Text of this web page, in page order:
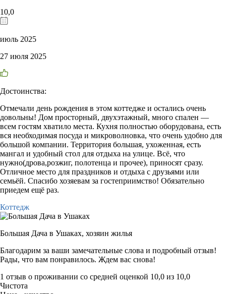
10,0
июль 2025
27 июля 2025
Достоинства:
Отмечали день рождения в этом коттедже и остались очень
довольны! Дом просторный, двухэтажный, много спален —
всем гостям хватило места. Кухня полностью оборудована, есть
вся необходимая посуда и микроволновка, что очень удобно для
большой компании. Территория большая, ухоженная, есть
мангал и удобный стол для отдыха на улице. Всё, что
нужно(дрова,розжиг, полотенца и прочее), приносят сразу.
Отличное место для праздников и отдыха с друзьями или
семьёй. Спасибо хозяевам за гостеприимство! Обязательно
приедем ещё раз.
Коттедж
Большая Дача в Ушаках, хозяин жилья
Благодарим за ваши замечательные слова и подробный отзыв!
Рады, что вам понравилось. Ждем вас снова!
1 отзыв о проживании со средней оценкой 10,0 из 10,0
Чистота